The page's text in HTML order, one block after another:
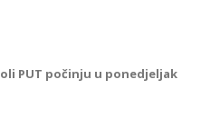
PUT počinju u ponedjeljak